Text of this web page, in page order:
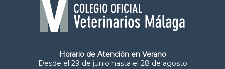
Horario de Atención en Verano
Desde el 29 de junio hasta el 28 de agosto